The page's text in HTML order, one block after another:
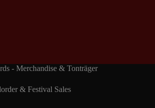
- Merchandise & Tonträger
& Festival Sales